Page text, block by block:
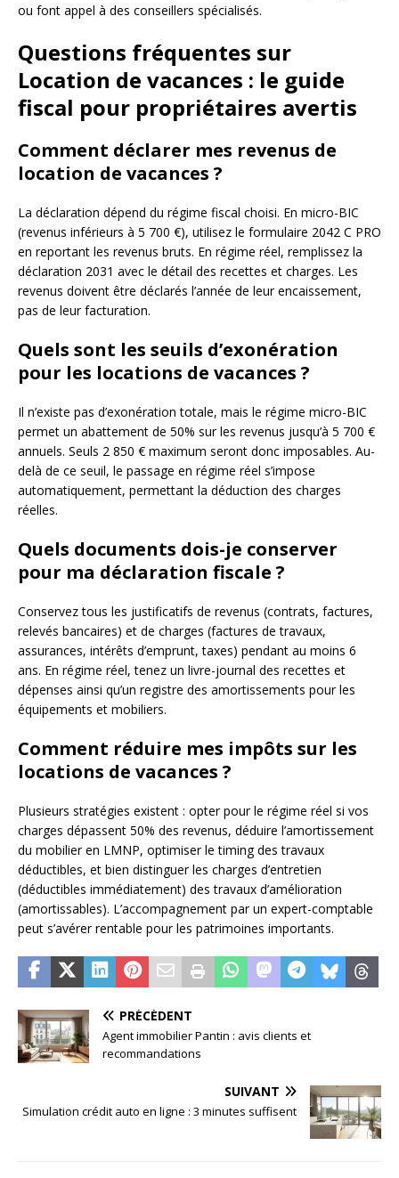
ou font appel à des conseillers spécialisés.
Questions fréquentes sur
Location de vacances : le guide
fiscal pour propriétaires avertis
Comment déclarer mes revenus de
location de vacances ?
La déclaration dépend du régime fiscal choisi. En micro-BIC
(revenus inférieurs à 5 700 €), utilisez le formulaire 2042 C PRO
en reportant les revenus bruts. En régime réel, remplissez la
déclaration 2031 avec le détail des recettes et charges. Les
revenus doivent être déclarés l’année de leur encaissement,
pas de leur facturation.
Quels sont les seuils d’exonération
pour les locations de vacances ?
Il n’existe pas d’exonération totale, mais le régime micro-BIC
permet un abattement de 50% sur les revenus jusqu’à 5 700 €
annuels. Seuls 2 850 € maximum seront donc imposables. Au-
delà de ce seuil, le passage en régime réel s’impose
automatiquement, permettant la déduction des charges
réelles.
Quels documents dois-je conserver
pour ma déclaration fiscale ?
Conservez tous les justificatifs de revenus (contrats, factures,
relevés bancaires) et de charges (factures de travaux,
assurances, intérêts d’emprunt, taxes) pendant au moins 6
ans. En régime réel, tenez un livre-journal des recettes et
dépenses ainsi qu’un registre des amortissements pour les
équipements et mobiliers.
Comment réduire mes impôts sur les
locations de vacances ?
Plusieurs stratégies existent : opter pour le régime réel si vos
charges dépassent 50% des revenus, déduire l’amortissement
du mobilier en LMNP, optimiser le timing des travaux
déductibles, et bien distinguer les charges d’entretien
(déductibles immédiatement) des travaux d’amélioration
(amortissables). L’accompagnement par un expert-comptable
peut s’avérer rentable pour les patrimoines importants.
PRÉCÉDENT
Agent immobilier Pantin : avis clients et
recommandations
SUIVANT
Simulation crédit auto en ligne : 3 minutes suffisent